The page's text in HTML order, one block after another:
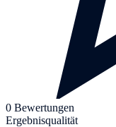
0 Bewertungen
Ergebnisqualität